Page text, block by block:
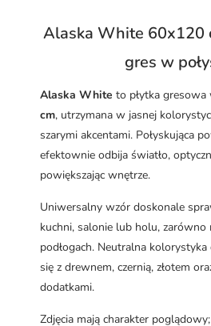
Alaska White 60x120
gres w
Alaska White to płytka gresowa
cm, utrzymana w jasnej
szarymi akcentami. Połyskująca
efektownie odbija światło,
powiększając wnętrze.
Uniwersalny wzór doskonale
kuchni, salonie lub holu, zarówno
podłogach. Neutralna
się z drewnem, czernią, złotem
dodatkami.
Zdjęcia mają charakter